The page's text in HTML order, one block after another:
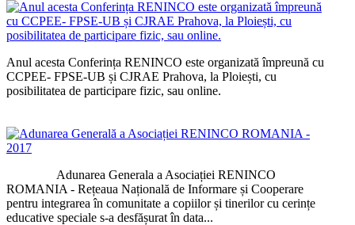
Anul acesta Conferința RENINCO este organizată împreună cu
CCPEE- FPSE-UB și CJRAE Prahova, la Ploiești, cu
posibilitatea de participare fizic, sau online.
Adunarea Generala a Asociației RENINCO
ROMANIA - Rețeaua Națională de Informare și Cooperare
pentru integrarea în comunitate a copiilor și tinerilor cu cerințe
educative speciale s-a desfășurat în data...